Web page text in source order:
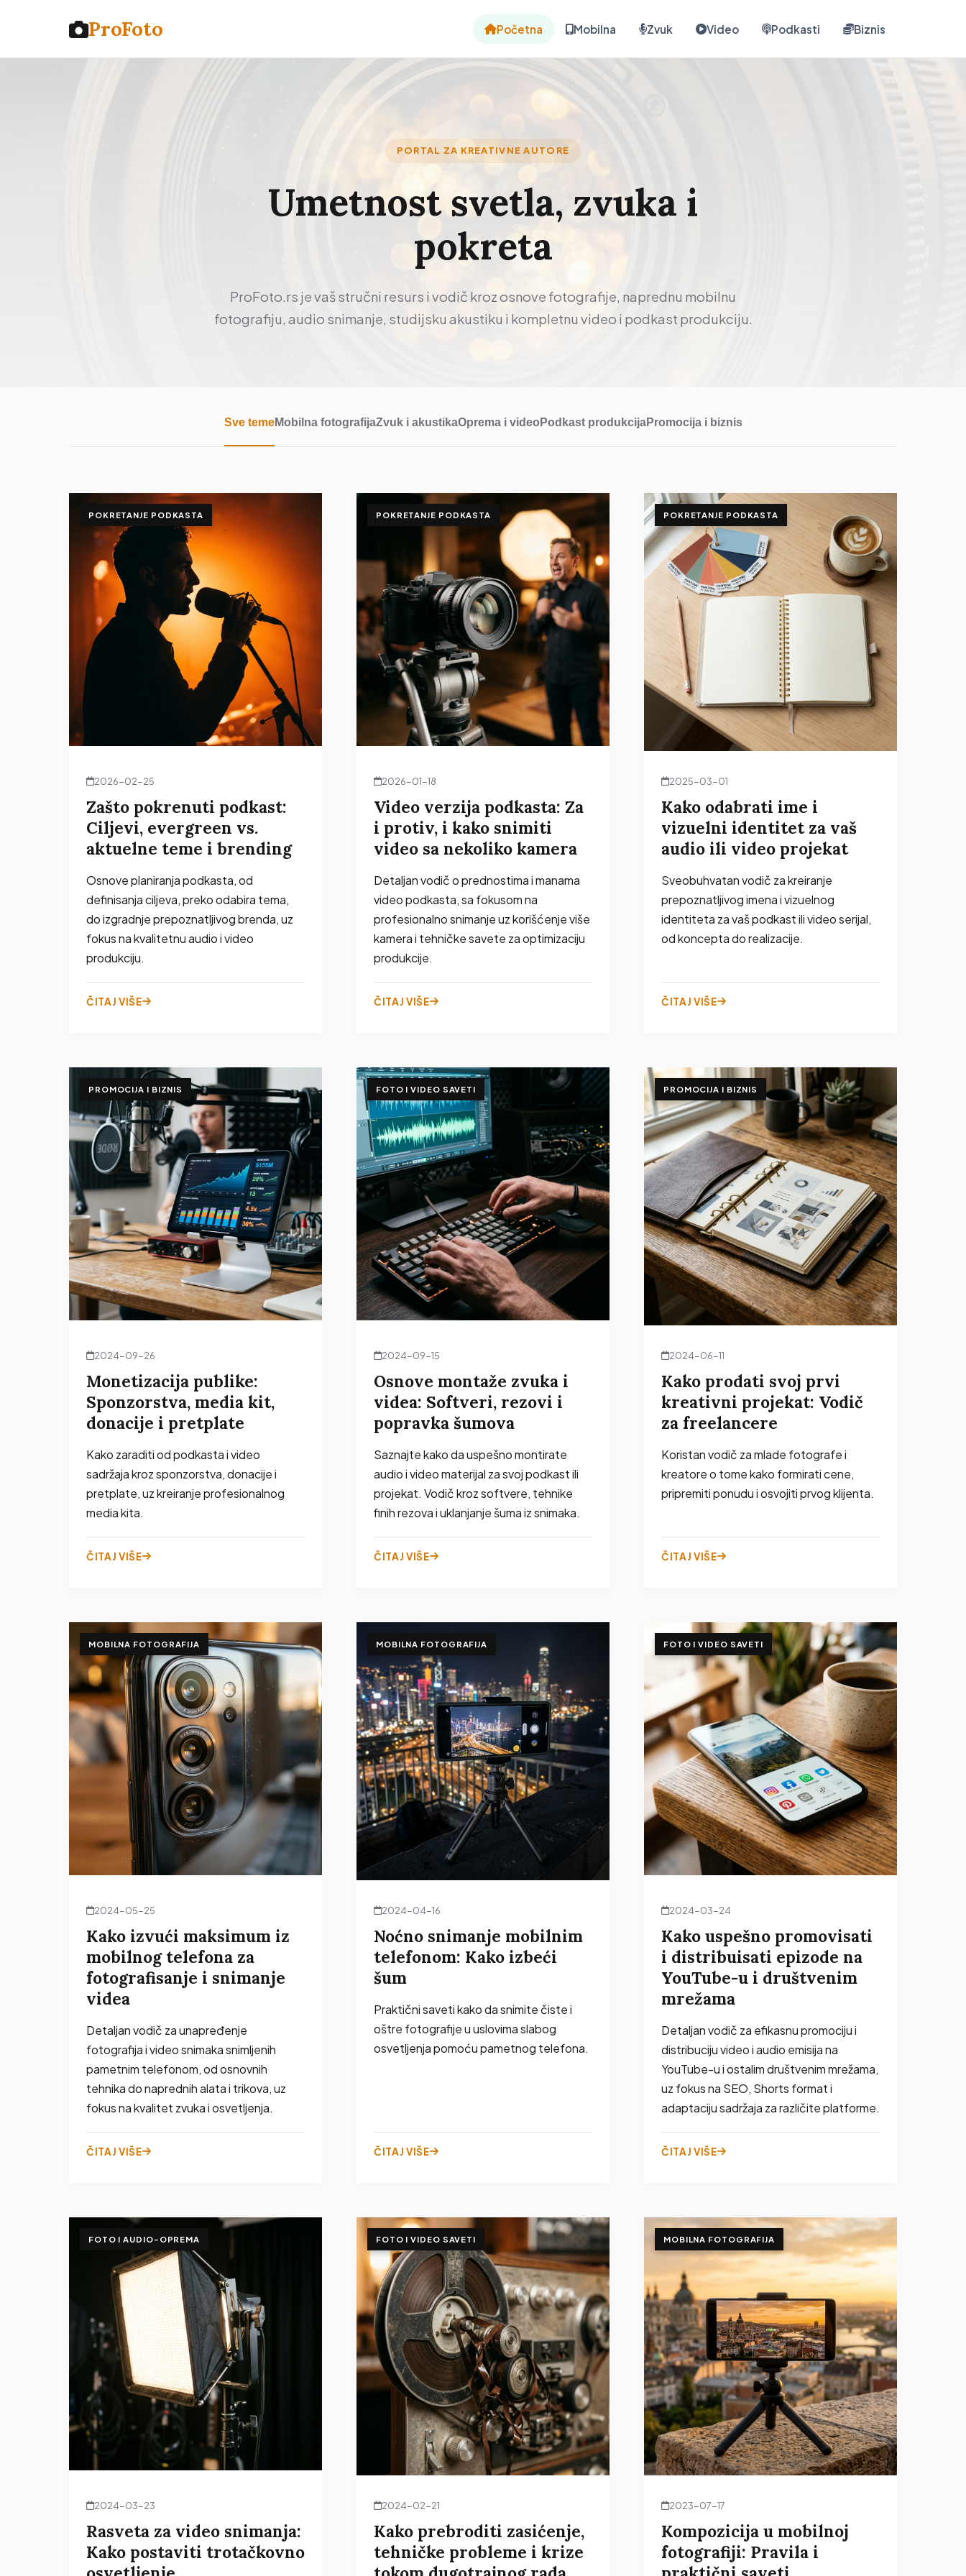
ProFoto Početna Mobilna Zvuk Video Podkasti Biznis
PORTAL ZA KREATIVNE AUTORE
Umetnost svetla, zvuka i
pokreta
ProFoto.rs je vaš stručni resurs i vodič kroz osnove fotografije, naprednu mobilnu
fotografiju, audio snimanje, studijsku akustiku i kompletnu video i podkast produkciju.
Sve temeMobilna fotografijaZvuk i akustikaOprema i video Podkast produkcijaPromocija i biznis
POKRETANJE PODKASTA
2026-02-25
Zašto pokrenuti podkast:
Ciljevi, evergreen vs.
aktuelne teme i brending
Osnove planiranja podkasta, od
definisanja ciljeva, preko odabira tema,
do izgradnje prepoznatljivog brenda, uz
fokus na kvalitetnu audio i video
produkciju.
ČITAJ VIŠE
POKRETANJE PODKASTA
2026-01-18
Video verzija podkasta: Za
i protiv, i kako snimiti
video sa nekoliko kamera
Detaljan vodič o prednostima i manama
video podkasta, sa fokusom na
profesionalno snimanje uz korišćenje više
kamera i tehničke savete za optimizaciju
produkcije.
ČITAJ VIŠE
POKRETANJE PODKASTA
2025-03-01
Kako odabrati ime i
vizuelni identitet za vaš
audio ili video projekat
Sveobuhvatan vodič za kreiranje
prepoznatljivog imena i vizuelnog
identiteta za vaš podkast ili video serijal,
od koncepta do realizacije.
ČITAJ VIŠE
PROMOCIJA I BIZNIS
2024-09-26
Monetizacija publike:
Sponzorstva, media kit,
donacije i pretplate
Kako zaraditi od podkasta i video
sadržaja kroz sponzorstva, donacije i
pretplate, uz kreiranje profesionalnog
media kita.
ČITAJ VIŠE
FOTO I VIDEO SAVETI
2024-09-15
Osnove montaže zvuka i
videa: Softveri, rezovi i
popravka šumova
Saznajte kako da uspešno montirate
audio i video materijal za svoj podkast ili
projekat. Vodič kroz softvere, tehnike
finih rezova i uklanjanje šuma iz snimaka.
ČITAJ VIŠE
PROMOCIJA I BIZNIS
2024-06-11
Kako prodati svoj prvi
kreativni projekat: Vodič
za freelancere
Koristan vodič za mlade fotografe i
kreatore o tome kako formirati cene,
pripremiti ponudu i osvojiti prvog klijenta.
ČITAJ VIŠE
MOBILNA FOTOGRAFIJA
2024-05-25
Kako izvući maksimum iz
mobilnog telefona za
fotografisanje i snimanje
videa
Detaljan vodič za unapređenje
fotografija i video snimaka snimljenih
pametnim telefonom, od osnovnih
tehnika do naprednih alata i trikova, uz
fokus na kvalitet zvuka i osvetljenja.
ČITAJ VIŠE
MOBILNA FOTOGRAFIJA
2024-04-16
Noćno snimanje mobilnim
telefonom: Kako izbeći
šum
Praktični saveti kako da snimite čiste i
oštre fotografije u uslovima slabog
osvetljenja pomoću pametnog telefona.
ČITAJ VIŠE
FOTO I VIDEO SAVETI
2024-03-24
Kako uspešno promovisati
i distribuisati epizode na
YouTube-u i društvenim
mrežama
Detaljan vodič za efikasnu promociju i
distribuciju video i audio emisija na
YouTube-u i ostalim društvenim mrežama,
uz fokus na SEO, Shorts format i
adaptaciju sadržaja za različite platforme.
ČITAJ VIŠE
FOTO I AUDIO-OPREMA
2024-03-23
Rasveta za video snimanja:
Kako postaviti trotačkovno
FOTO I VIDEO SAVETI
2024-02-21
Kako prebroditi zasićenje,
tehničke probleme i krize
MOBILNA FOTOGRAFIJA
2023-07-17
Kompozicija u mobilnoj
fotografiji: Pravila i